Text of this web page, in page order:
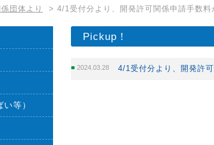
団体より > 4/1受付分より、開発許可関係申請手数料
Pickup！
2024.03.28 4/1受付分より、開発許
等）